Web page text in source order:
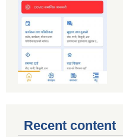
Recent content